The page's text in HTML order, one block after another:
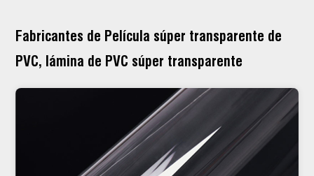
Fabricantes de Película súper transparente de
PVC, lámina de PVC súper transparente